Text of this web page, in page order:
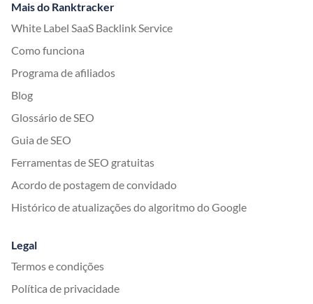
Mais do Ranktracker
White Label SaaS Backlink Service
Como funciona
Programa de afiliados
Blog
Glossário de SEO
Guia de SEO
Ferramentas de SEO gratuitas
Acordo de postagem de convidado
Histórico de atualizações do algoritmo do Google
Legal
Termos e condições
Política de privacidade